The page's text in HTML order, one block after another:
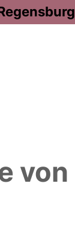
von